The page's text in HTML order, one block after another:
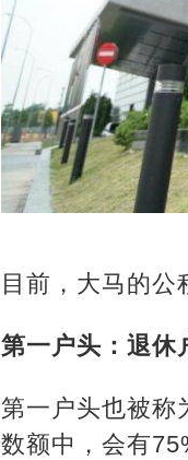
目前，大马的公
第一户头：退休
第一户头也被称
数额中，会有